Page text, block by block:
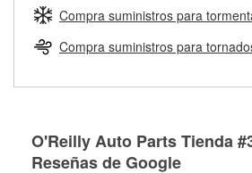
Más información sobre el Programa de
Herramientas de O'Reilly
medirán tus tambores o discos para
ser rectificados con seguridad. Si tus
pueden ser reutilizados, podemos
partes de reemplazo correctas para tu
Rectificación de tambores y discos de
Compra suministros para
Compra suministros para
O'Reilly Auto Parts Tienda
Reseñas de Google